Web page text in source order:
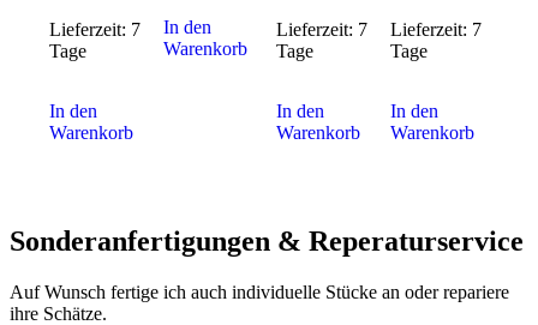
Lieferzeit: 7
Tage
In den
Warenkorb
In den
Warenkorb
Lieferzeit: 7
Tage
In den
Warenkorb
Lieferzeit: 7
Tage
In den
Warenkorb
Sonderanfertigungen & Reperaturservice
Auf Wunsch fertige ich auch individuelle Stücke an oder repariere
ihre Schätze.